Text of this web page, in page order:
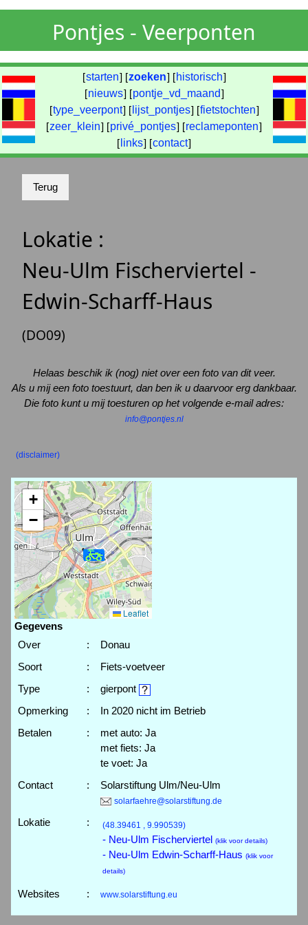
Pontjes - Veerponten
[starten] [zoeken] [ historisch]
[nieuws] [pontje_vd_maand]
[type_veerpont] [ lijst_pontjes] [fietstochten]
[zeer_klein] [privé_pontjes] [reclameponten]
[ links] [contact]
Lokatie :
Neu-Ulm Fischerviertel -
Edwin-Scharff-Haus
(DO09)
Helaas beschik ik (nog) niet over een foto van dit veer.
Als u mij een foto toestuurt, dan ben ik u daarvoor erg dankbaar.
Die foto kunt u mij toesturen op het volgende e-mail adres:
info@pontjes.nl
(disclaimer)
+
−
Leaflet
Gegevens
Over
:
Donau
Soort
:
Fiets-voetveer
Type
:
gierpont
Opmerking
:
In 2020 nicht im Betrieb
Betalen
:
met auto: Ja
met fiets: Ja
te voet: Ja
Contact
: Solarstiftung Ulm/Neu-Ulm
solarfaehre@solarstiftung.de
Lokatie : (48.39461 , 9.990539)
- Neu-Ulm Fischerviertel (klik voor details)
- Neu-Ulm Edwin-Scharff-Haus (klik voor
details)
Websites : www.solarstiftung.eu